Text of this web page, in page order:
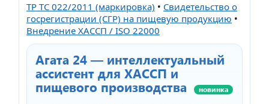
ТР ТС 022/2011 (маркировка) • Свидетельство о
госрегистрации (СГР) на пищевую продукцию •
Внедрение ХАССП / ISO 22000
Агата 24 — интеллектуальный
ассистент для ХАССП и
пищевого производства новинка